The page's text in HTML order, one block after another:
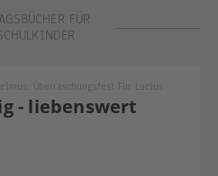
FÜR
- liebenswert
Überraschungsfest Für Lucius